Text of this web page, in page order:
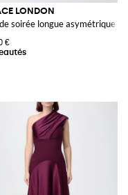
et drapée
LONDON
soirée longue asymétrique
€